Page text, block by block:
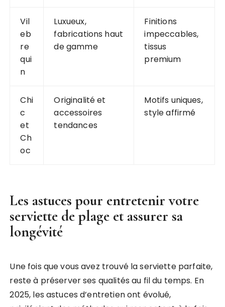
Vil
eb
re
qui
n
Luxueux,
fabrications haut
de gamme
Finitions
impeccables,
tissus
premium
Chi
c
et
Ch
oc
Originalité et
accessoires
tendances
Motifs uniques,
style affirmé
Les astuces pour entretenir votre
serviette de plage et assurer sa
longévité
Une fois que vous avez trouvé la serviette parfaite,
reste à préserver ses qualités au fil du temps. En
2025, les astuces d’entretien ont évolué,